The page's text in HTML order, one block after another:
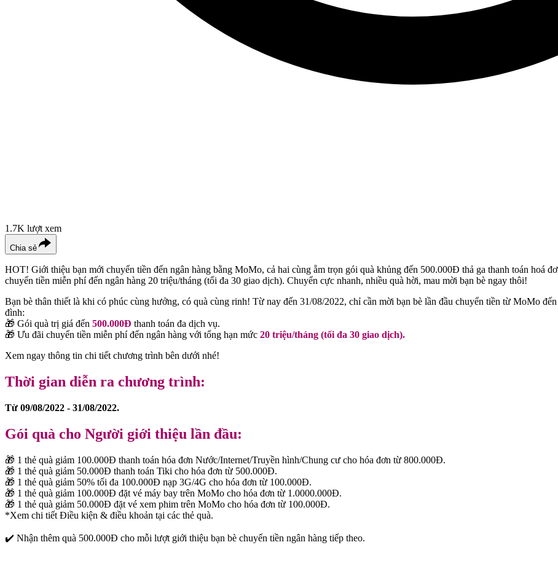
1.7K lượt xem
Chia sẻ
HOT! Giới thiệu bạn mới chuyển tiền đến ngân hàng bằng MoMo, cả hai cùng ẵm trọn gói quà khủng đến 500.000Đ thả ga thanh toán hoá
chuyển tiền miễn phí đến ngân hàng 20 triệu/tháng (tối đa 30 giao dịch). Chuyển cực nhanh, nhiều quà hời, mau mời bạn bè ngay thôi!
Bạn bè thân thiết là khi có phúc cùng hưởng, có quà cùng rinh! Từ nay đến 31/08/2022, chỉ cần mời bạn bè lần đầu chuyển tiền từ MoMo
đình:
🎁 Gói quà trị giá đến 500.000Đ thanh toán đa dịch vụ.
🎁 Ưu đãi chuyển tiền miễn phí đến ngân hàng với tổng hạn mức 20 triệu/tháng (tối đa 30 giao dịch).
Xem ngay thông tin chi tiết chương trình bên dưới nhé!
Thời gian diễn ra chương trình:
Từ 09/08/2022 - 31/08/2022.
Gói quà cho Người giới thiệu lần đầu:
🎁 1 thẻ quà giảm 100.000Đ thanh toán hóa đơn Nước/Internet/Truyền hình/Chung cư cho hóa đơn từ 800.000Đ.
🎁 1 thẻ quà giảm 50.000Đ thanh toán Tiki cho hóa đơn từ 500.000Đ.
🎁 1 thẻ quà giảm 50% tối đa 100.000Đ nạp 3G/4G cho hóa đơn từ 100.000Đ.
🎁 1 thẻ quà giảm 100.000Đ đặt vé máy bay trên MoMo cho hóa đơn từ 1.0000.000Đ.
🎁 1 thẻ quà giảm 50.000Đ đặt vé xem phim trên MoMo cho hóa đơn từ 100.000Đ.
*Xem chi tiết Điều kiện & điều khoản tại các thẻ quà.
✔️ Nhận thêm quà 500.000Đ cho mỗi lượt giới thiệu bạn bè chuyển tiền ngân hàng tiếp theo.